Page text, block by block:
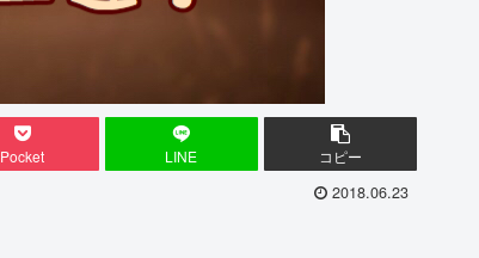
Pocket LINE コピー
2018.06.23